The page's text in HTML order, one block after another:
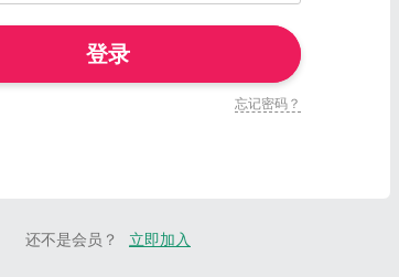
登录
忘记密码？
还不是会员？ 立即加入